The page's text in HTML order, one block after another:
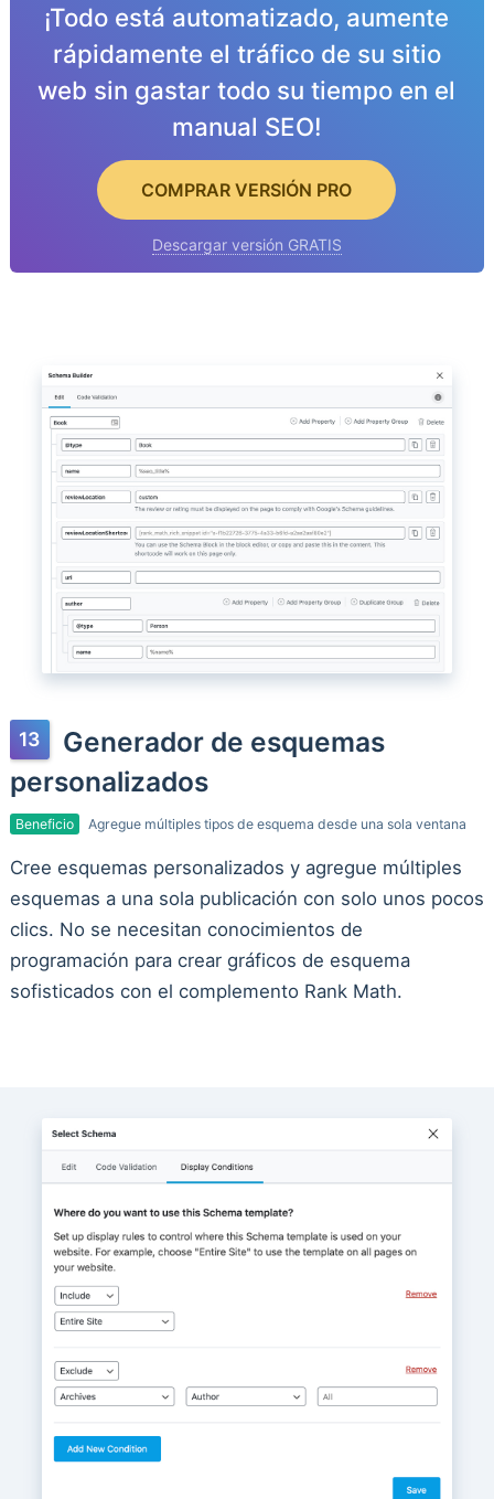
¡Todo está automatizado, aumente
rápidamente el tráfico de su sitio
web sin gastar todo su tiempo en el
manual SEO!
COMPRAR VERSIÓN PRO
Descargar versión GRATIS
Generador de esquemas
personalizados
Beneficio Agregue múltiples tipos de esquema desde una sola ventana
Cree esquemas personalizados y agregue múltiples
esquemas a una sola publicación con solo unos pocos
clics. No se necesitan conocimientos de
programación para crear gráficos de esquema
sofisticados con el complemento Rank Math.